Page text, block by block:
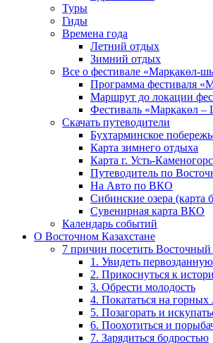
Туры
Гиды
Времена года
Летний отдых
Зимний отдых
Все о фестивале «Марқакөл-
Программа фестиваля
Маршрут до локации
Фестиваль «Марқакөл
Скачать путеводители
Бухтарминское
Карта зимнего отдыха
Карта г. Усть-
Путеводитель по
На Авто по ВКО
Сибинские озера (карта
Сувенирная карта ВКО
Календарь событий
О Восточном Казахстане
7 причин посетить Восточный
1. Увидеть
2. Прикоснуться к
3. Обрести молодость
4. Покататься на
5. Позагорать и
6. Поохотиться и
7. Зарядиться бодростью